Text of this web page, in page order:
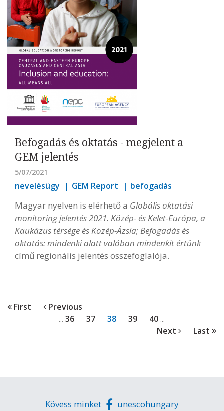
Befogadás és oktatás - megjelent a
GEM jelentés
5/07/2021
nevelésügy GEM Report befogadás
Magyar nyelven is elérhető a Globális oktatási
monitoring jelentés 2021. Közép- és Kelet-Európa, a
Kaukázus térsége és Közép-Ázsia; Befogadás és
oktatás: mindenki alatt valóban mindenkit értünk
című regionális jelentés összefoglalója.
First Previous
... 36 37 38 39 40 ...
Next Last
Kövess minket unescohungary